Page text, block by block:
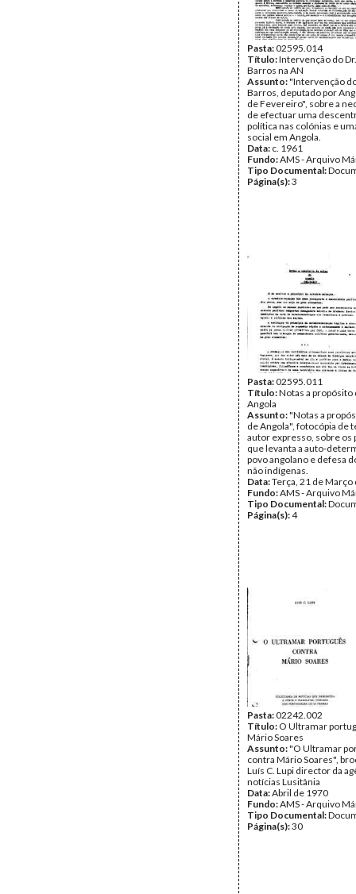
Pasta:02595.014
Título:Intervenção do
Barros na AN
Assunto:"Intervenção
Barros, deputado por
de Fevereiro", sobre a
de efectuar uma
política nas colónias e
social em Angola.
Data: c. 1961
Fundo:AMS - Arquivo
Tipo Documental:
Página(s):3
Pasta:02595.011
Título:Notas a propósito
Angola
Assunto:"Notas a
de Angola", fotocópia de
autor expresso, sobre os
que levanta a auto-
povo angolano e defesa
não indígenas.
Data:Terça, 21 de Março
Fundo:AMS - Arquivo
Tipo Documental:
Página(s):4
Pasta:02242.002
Título: O Ultramar
Mário Soares
Assunto:"O Ultramar
contra Mário Soares",
Luís C. Lupi director da
notícias Lusitânia
Data:Abril de 1970
Fundo:AMS - Arquivo
Tipo Documental:
Página(s):30